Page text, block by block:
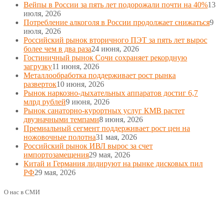
Вейпы в России за пять лет подорожали почти на 40%13
июля, 2026
Потребление алкоголя в России продолжает снижаться9
июля, 2026
Российский рынок вторичного ПЭТ за пять лет вырос
более чем в два раза24 июня, 2026
Гостиничный рынок Сочи сохраняет рекордную
загрузку11 июня, 2026
Металлообработка поддерживает рост рынка
разверток10 июня, 2026
Рынок наркозно-дыхательных аппаратов достиг 6,7
млрд рублей9 июня, 2026
Рынок санаторно-курортных услуг КМВ растет
двузначными темпами8 июня, 2026
Премиальный сегмент поддерживает рост цен на
ножовочные полотна31 мая, 2026
Российский рынок ИВЛ вырос за счет
импортозамещения29 мая, 2026
Китай и Германия лидируют на рынке дисковых пил
РФ29 мая, 2026
О нас в СМИ